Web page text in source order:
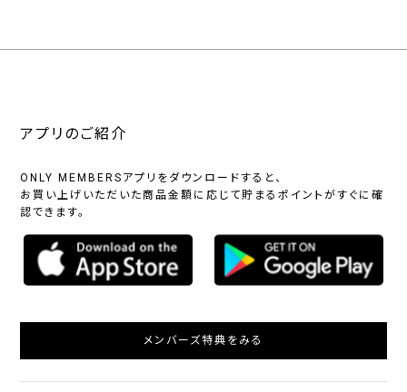
アプリのご紹介
ONLY MEMBERSアプリをダウンロードすると、
お買い上げいただいた商品金額に応じて貯まるポイントがすぐに確
認できます。
メンバーズ特典をみる